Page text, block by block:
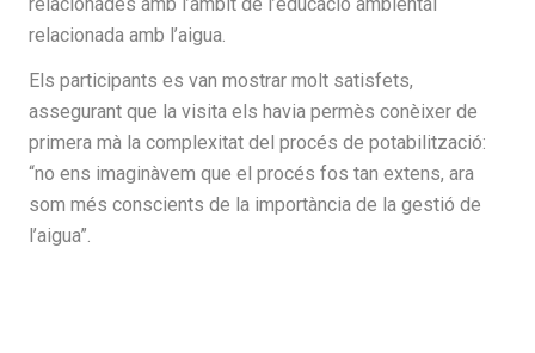
relacionada amb l’aigua.
Els participants es van mostrar molt satisfets,
assegurant que la visita els havia permès conèixer de
primera mà la complexitat del procés de potabilització:
“no ens imaginàvem que el procés fos tan extens, ara
som més conscients de la importància de la gestió de
l’aigua”.